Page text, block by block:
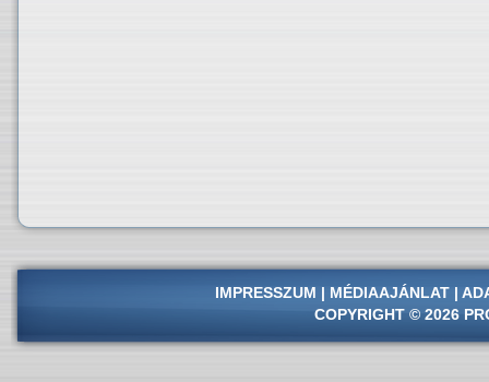
IMPRESSZUM | MÉDIAAJÁNLAT |
COPYRIGHT © 2026